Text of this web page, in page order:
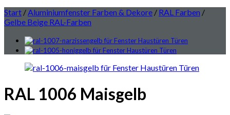
Start /Aluminiumfenster Farben & Dekore / RAL Farben /
Gelbe Beige RAL-Farben
RAL 1006 Maisgelb